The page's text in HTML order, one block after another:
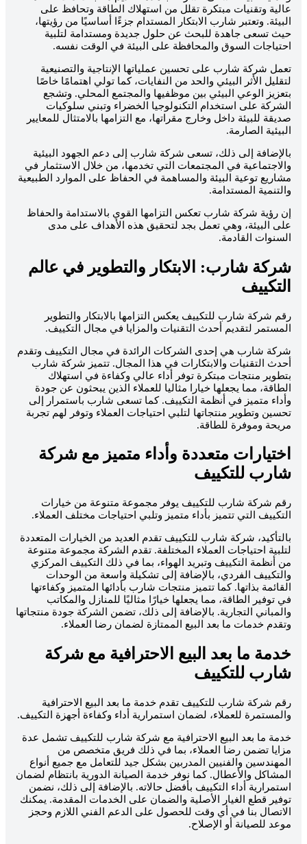
عالية وتقنيات مبتكرة تقلل من استهلاك الطاقة وتحافظ على
البيئة. وتعتبر شارب الابتكار المستدام جزءًا أساسيًا من رؤيتها،
حيث تسعى جاهدة للبحث عن حلول جديدة ومستدامة لتلبية
احتياجات السوق والمحافظة على البيئة في الوقت نفسه.
تعمل شركة شارب على تحسين عملياتها الإنتاجية والتصنيعية
لتقليل الأثر البيئي والحد من النفايات، كما تولي اهتمامًا خاصًا
بتعزيز الوعي البيئي بين موظفيها والمجتمع المحلي. وتشجع
الشركة على استخدام التكنولوجيا الخضراء وتبني سلوكيات
صديقة للبيئة داخل وخارج مقراتها، مع التزامها بالامتثال للمعايير
البيئية الصارمة.
بالإضافة إلى ذلك، تسعى شركة شارب إلى دعم الجهود البيئية
والاجتماعية في المجتمعات التي تخدمها، من خلال الاستثمار في
مشاريع توعية البيئة والمساهمة في الحفاظ على الموارد الطبيعية
والتنمية المستدامة.
إن رؤية شركة شارب تعكس التزامها القوي بالاستدامة والحفاظ
على البيئة، وهي تعمل بجد لتحقيق هذه الأهداف على مدى
السنوات القادمة.
شركة شارب: الابتكار والتطوير في عالم
التكييف
رقم شركة شارب للتكييف يعكس التزامها بالابتكار والتطوير
المستمر لتقديم أحدث التقنيات والمزايا في مجال التكييف.
شركة شارب هي إحدى الشركات الرائدة في مجال التكييف وتقدم
أحدث التقنيات والابتكارات في هذا المجال. تتميز شركة شارب
بتطوير منتجات مبتكرة توفر أداء عالي وكفاءة في استهلاك
الطاقة، مما يجعلها خيارا مثاليا للعملاء الذين يبحثون عن جودة
وأداء متميز في أنظمة التكييف. كما تسعى شارب باستمرار إلى
تحسين وتطوير منتجاتها لتلبي احتياجات العملاء وتوفر لهم تجربة
مريحة وموفرة للطاقة.
اختيارات متعددة وأداء متميز مع شركة
شارب للتكييف
رقم شركة شارب للتكييف يوفر مجموعة متنوعة من خيارات
التكييف التي تتميز بأداء متميز وتلبي احتياجات مختلف العملاء.
بالتأكيد، شركة شارب للتكييف تقدم العديد من الخيارات المتعددة
لتلبية احتياجات العملاء المختلفة. تقدم الشركة مجموعة متنوعة
من أنظمة التكييف وتبريد الهواء، بما في ذلك التكييف المركزي
والتكييف الفردي، بالإضافة إلى تشكيلة واسعة من الوحدات
القائمة بذاتها. كما تتميز منتجات شارب بأدائها المتميز وكفاءتها
في توفير الطاقة، مما يجعلها خيارًا مثاليًا للمنازل والمكاتب
والمباني التجارية. بالإضافة إلى ذلك، تضمن الشركة جودة منتجاتها
وتقدم خدمات ما بعد البيع الممتازة لضمان رضا العملاء.
خدمة ما بعد البيع الاحترافية مع شركة
شارب للتكييف
رقم شركة شارب للتكييف تقدم خدمة ما بعد البيع الاحترافية
والمستمرة للعملاء، لضمان استمرارية أداء وكفاءة أجهزة التكييف.
خدمة ما بعد البيع الاحترافية مع شركة شارب للتكييف تشمل عدة
مزايا تضمن رضا العملاء، بما في ذلك فريق متخصص من
المهندسين والفنيين المدربين بشكل جيد للتعامل مع جميع أنواع
المشاكل والأعطال. كما نوفر خدمة الصيانة الدورية بانتظام لضمان
استمرارية أداء التكييف بأفضل حالاته. بالإضافة إلى ذلك، نضمن
توفير قطع الغيار الأصلية والضمان على الخدمات المقدمة. يمكنك
الاتصال بنا في أي وقت للحصول على الدعم الفني اللازم وحجز
موعد للصيانة أو الإصلاح.